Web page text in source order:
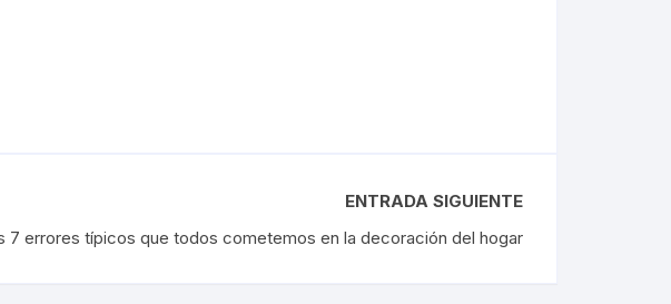
ENTRADA SIGUIENTE
7 errores típicos que todos cometemos en la decoración del hogar